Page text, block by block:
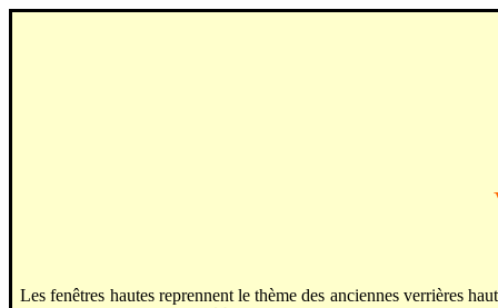
Les fenêtres hautes reprennent le thème des anciennes verrières